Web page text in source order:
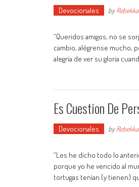
Devocionales by
“Queridos amigos, no se
cambio, alégrense mucho,
alegría de ver su gloria
Es Cuestion De
Devocionales by
“Les he dicho todo lo
porque yo he vencido al
tortugas tenían (y tienen)